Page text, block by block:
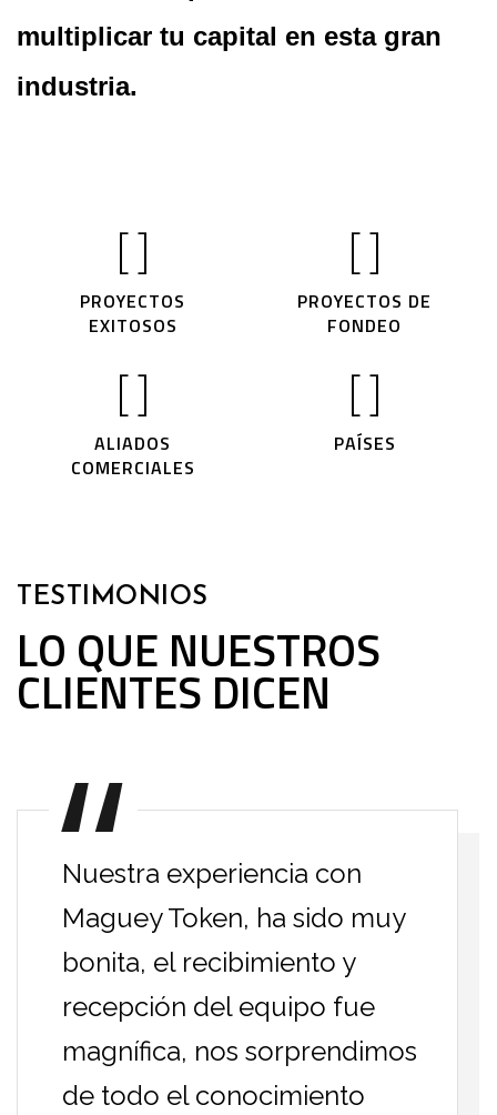
multiplicar tu capital en esta gran
industria.
PROYECTOS
EXITOSOS
PROYECTOS DE
FONDEO
ALIADOS
COMERCIALES
PAÍSES
TESTIMONIOS
LO QUE NUESTROS
CLIENTES DICEN
Nuestra experiencia con
Maguey Token, ha sido muy
bonita, el recibimiento y
recepción del equipo fue
magnífica, nos sorprendimos
de todo el conocimiento